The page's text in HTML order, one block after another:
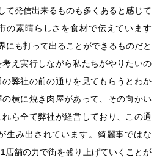
て発信出来るものも多くあると感じて
の素晴らしさを食材で伝えています
にも打って出ることができるものだと
え実行しながら私たちがやりたいの
弊社の前の通りを見てもらうとわか
横に焼き肉屋があって、その向かい
ら全て弊社が経営しており、この通
生み出されています。綺麗事ではな
店舗の力で街を盛り上げていくことが